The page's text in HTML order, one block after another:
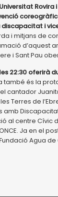
Rovira i
i
i mitjans de
d’aquest
i Sant Pau
22:30 oferirà
també és la
cantador
Terres de
amb
centre Cívic
Ja en el
Agua